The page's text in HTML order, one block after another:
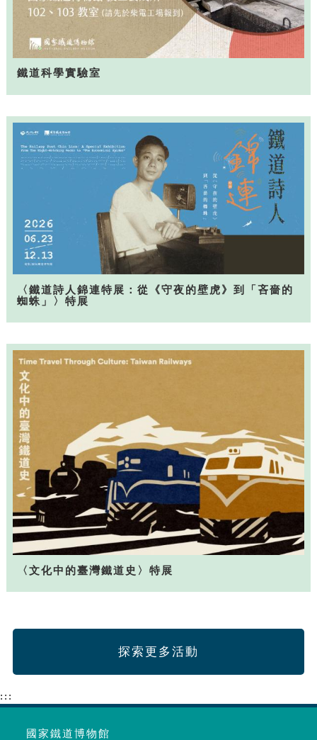
鐵道科學實驗室
〈鐵道詩人錦連特展：從《守夜的壁虎》到「吝嗇的
蜘蛛」〉特展
〈文化中的臺灣鐵道史〉特展
探索更多活動
:::
國家鐵道博物館